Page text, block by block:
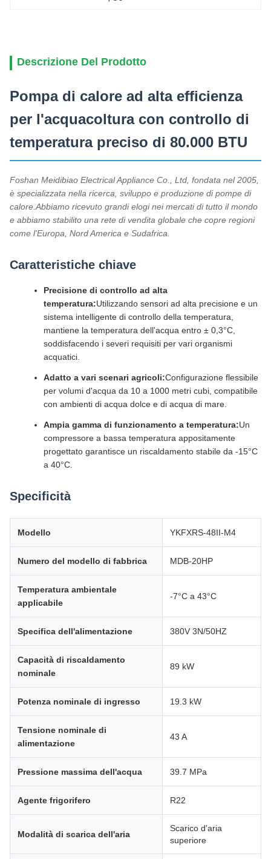
Descrizione Del Prodotto
Pompa di calore ad alta efficienza
per l'acquacoltura con controllo di
temperatura preciso di 80.000 BTU
Foshan Meidibiao Electrical Appliance Co., Ltd, fondata nel 2005,
è specializzata nella ricerca, sviluppo e produzione di pompe di
calore.Abbiamo ricevuto grandi elogi nei mercati di tutto il mondo
e abbiamo stabilito una rete di vendita globale che copre regioni
come l'Europa, Nord America e Sudafrica.
Caratteristiche chiave
Precisione di controllo ad alta
temperatura:Utilizzando sensori ad alta precisione e un
sistema intelligente di controllo della temperatura,
mantiene la temperatura dell'acqua entro ± 0,3°C,
soddisfacendo i severi requisiti per vari organismi
acquatici.
Adatto a vari scenari agricoli:Configurazione flessibile
per volumi d'acqua da 10 a 1000 metri cubi, compatibile
con ambienti di acqua dolce e di acqua di mare.
Ampia gamma di funzionamento a temperatura:Un
compressore a bassa temperatura appositamente
progettato garantisce un riscaldamento stabile da -15°C
a 40°C.
Specificità
Modello YKFXRS-48II-M4
Numero del modello di fabbrica MDB-20HP
Temperatura ambientale
applicabile
-7°C a 43°C
Specifica dell'alimentazione 380V 3N/50HZ
Capacità di riscaldamento
nominale
89 kW
Potenza nominale di ingresso 19.3 kW
Tensione nominale di
alimentazione
43 A
Pressione massima dell'acqua 39.7 MPa
Agente frigorifero R22
Modalità di scarica dell'aria
Scarico d'aria
superiore